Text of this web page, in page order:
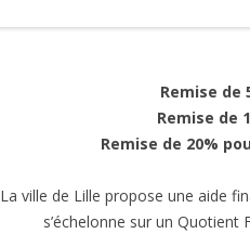
Remise de
Remise de
Remise de 20%
La ville de Lille propose une aide
s’échelonne sur un